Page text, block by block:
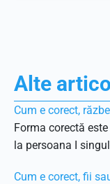
Alte
Cum e corect,
Forma corectă
la persoana I
Cum e corect, fii